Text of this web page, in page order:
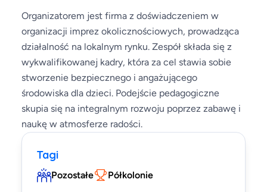
Organizatorem jest firma z doświadczeniem w
organizacji imprez okolicznościowych, prowadząca
działalność na lokalnym rynku. Zespół składa się z
wykwalifikowanej kadry, która za cel stawia sobie
stworzenie bezpiecznego i angażującego
środowiska dla dzieci. Podejście pedagogiczne
skupia się na integralnym rozwoju poprzez zabawę i
naukę w atmosferze radości.
Tagi
Pozostałe Półkolonie